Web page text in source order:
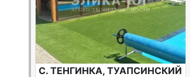
С. ТЕНГИНКА, ТУАПСИНСКИЙ